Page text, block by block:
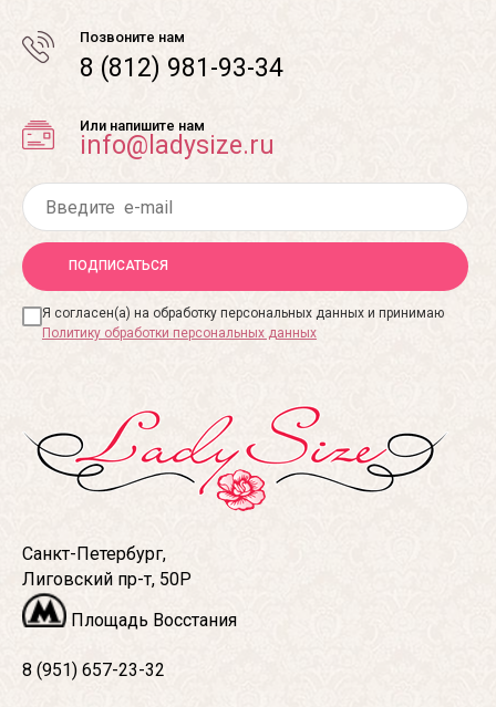
Позвоните нам
8 (812) 981-93-34
Или напишите нам
info@ladysize.ru
ПОДПИСАТЬСЯ
Я согласен(а) на обработку персональных данных и принимаю
Политику обработки персональных данных
Санкт-Петербург,
Лиговский пр-т, 50Р
Площадь Восстания
8 (951) 657-23-32